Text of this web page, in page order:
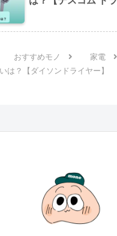
おすすめモノ 家電
は？【ダイソンドライヤー】